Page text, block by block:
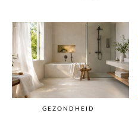
GEZONDHEID